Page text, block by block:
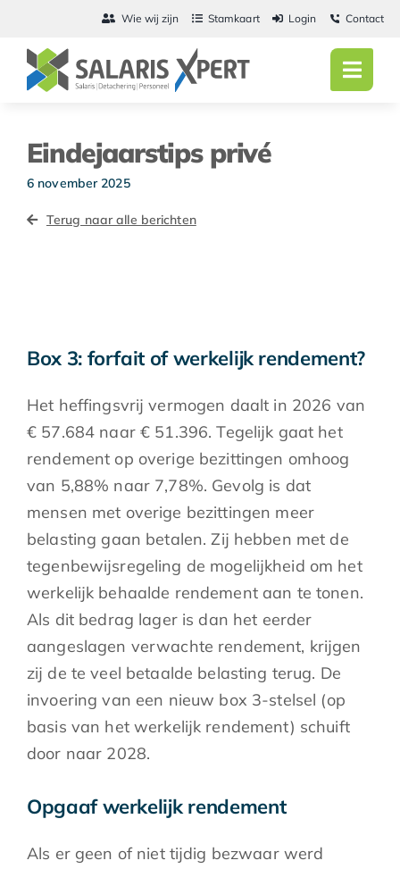
inhoud
Wie wij zijn Stamkaart Login Contact
Actueel
Eindejaarstips privé
6 november 2025
Terug naar alle berichten
Box 3: forfait of werkelijk rendement?
Het heffingsvrij vermogen daalt in 2026 van
€ 57.684 naar € 51.396. Tegelijk gaat het
rendement op overige bezittingen omhoog
van 5,88% naar 7,78%. Gevolg is dat
mensen met overige bezittingen meer
belasting gaan betalen. Zij hebben met de
tegenbewijsregeling de mogelijkheid om het
werkelijk behaalde rendement aan te tonen.
Als dit bedrag lager is dan het eerder
aangeslagen verwachte rendement, krijgen
zij de te veel betaalde belasting terug. De
invoering van een nieuw box 3-stelsel (op
basis van het werkelijk rendement) schuift
door naar 2028.
Opgaaf werkelijk rendement
Als er geen of niet tijdig bezwaar werd